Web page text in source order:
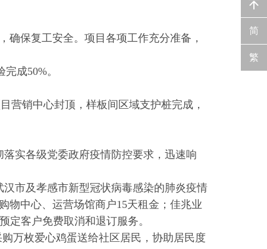
保复工安全。项目各项工作充分准备，
成50%。
营销中心封顶，样板间区域支护桩完成，
实各级党委政府疫情防控要求，迅速响
市及孝感市新型冠状病毒感染的肺炎疫情
物中心、运营场馆商户15天租金；佳兆业
客户免费取消和退订服务。
万枚爱心鸡蛋送给社区居民，协助居民度
简
繁